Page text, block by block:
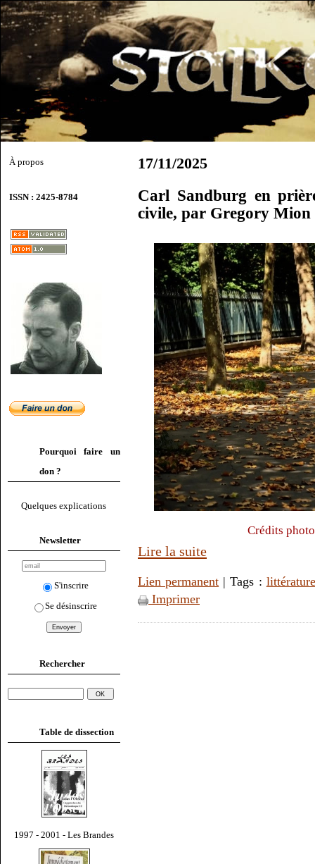
À propos
ISSN : 2425-8784
Pourquoi faire un
don ?
Quelques explications
Newsletter
S'inscrire
Se désinscrire
Rechercher
Table de dissection
1997 - 2001 - Les Brandes
17/11/2025
Carl Sandburg en
civile, par Gregory Mion
Crédits
Lire la suite
Lien permanent | Tags : littérature
Imprimer